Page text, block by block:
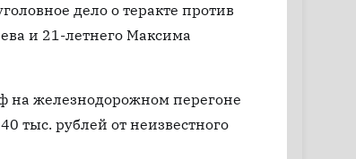
дело о теракте против
и 21-летнего Максима
на железнодорожном перегоне
тыс. рублей от неизвестного